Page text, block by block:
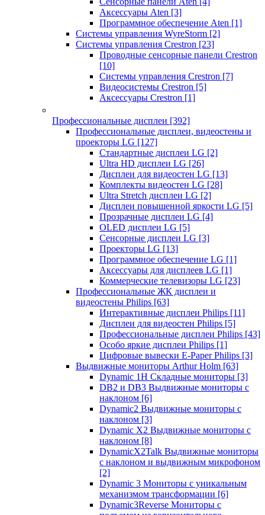
Аксессуары Aten [3]
Программное обеспечение Aten [1]
Системы управления WyreStorm [2]
Системы управления Crestron [23]
Проводные сенсорные панели Crestron
[10]
Системы управления Crestron [7]
Видеосистемы Crestron [5]
Аксессуары Crestron [1]
Профессиональные дисплеи [392]
Профессиональные дисплеи, видеостены и
проекторы LG [127]
Стандартные дисплеи LG [2]
Ultra HD дисплеи LG [26]
Дисплеи для видеостен LG [13]
Комплекты видеостен LG [28]
Ultra Stretch дисплеи LG [2]
Дисплеи повышенной яркости LG [5]
Прозрачные дисплеи LG [4]
OLED дисплеи LG [5]
Сенсорные дисплеи LG [3]
Проекторы LG [13]
Программное обеспечение LG [1]
Аксессуары для дисплеев LG [1]
Коммерческие телевизоры LG [23]
Профессиональные ЖК дисплеи и
видеостены Philips [63]
Интерактивные дисплеи Philips [11]
Дисплеи для видеостен Philips [5]
Профессиональные дисплеи Philips [43]
Особо яркие дисплеи Philips [1]
Цифровые вывески E-Paper Philips [3]
Выдвижные мониторы Arthur Holm [63]
Dynamic 1Н Складные мониторы [3]
DB2 и DB3 Выдвижные мониторы с
наклоном [6]
Dynamic2 Выдвижные мониторы с
наклоном [3]
Dynamic X2 Выдвижные мониторы с
наклоном [8]
DynamicX2Talk Выдвижные мониторы
с наклоном и выдвижным микрофоном
[2]
Dynamic 3 Мониторы с уникальным
механизмом трансформации [6]
Dynamic3Reverse Мониторы с